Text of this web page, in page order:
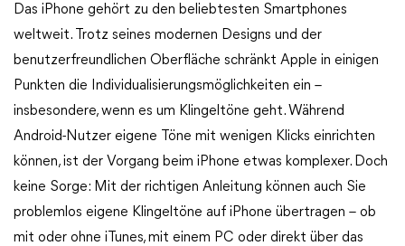
Das iPhone gehört zu den beliebtesten Smartphones
weltweit. Trotz seines modernen Designs und der
benutzerfreundlichen Oberfläche schränkt Apple in einigen
Punkten die Individualisierungsmöglichkeiten ein –
insbesondere, wenn es um Klingeltöne geht. Während
Android-Nutzer eigene Töne mit wenigen Klicks einrichten
können, ist der Vorgang beim iPhone etwas komplexer. Doch
keine Sorge: Mit der richtigen Anleitung können auch Sie
problemlos eigene Klingeltöne auf iPhone übertragen – ob
mit oder ohne iTunes, mit einem PC oder direkt über das